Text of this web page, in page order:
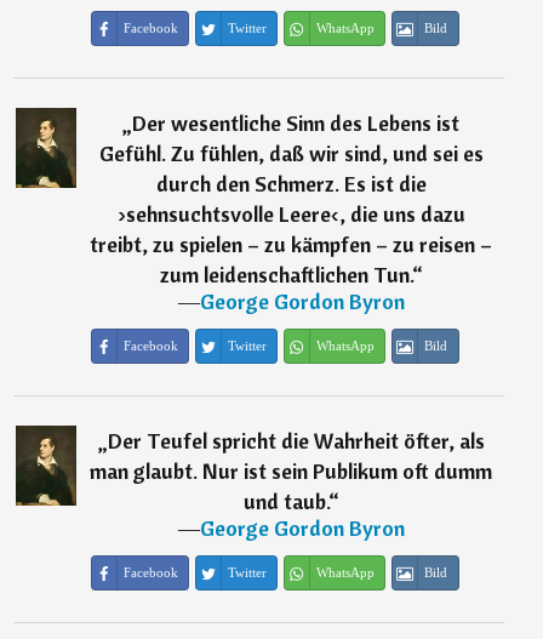
Facebook Twitter WhatsApp Bild
„Der wesentliche Sinn des Lebens ist
Gefühl. Zu fühlen, daß wir sind, und sei es
durch den Schmerz. Es ist die
›sehnsuchtsvolle Leere‹, die uns dazu
treibt, zu spielen – zu kämpfen – zu reisen –
zum leidenschaftlichen Tun.“
―George Gordon Byron
Facebook Twitter WhatsApp Bild
„Der Teufel spricht die Wahrheit öfter, als
man glaubt. Nur ist sein Publikum oft dumm
und taub.“
―George Gordon Byron
Facebook Twitter WhatsApp Bild